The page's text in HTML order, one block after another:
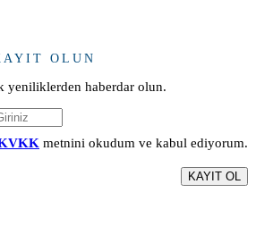
OLUN
yeniliklerden haberdar olun.
metnini okudum ve kabul ediyorum.